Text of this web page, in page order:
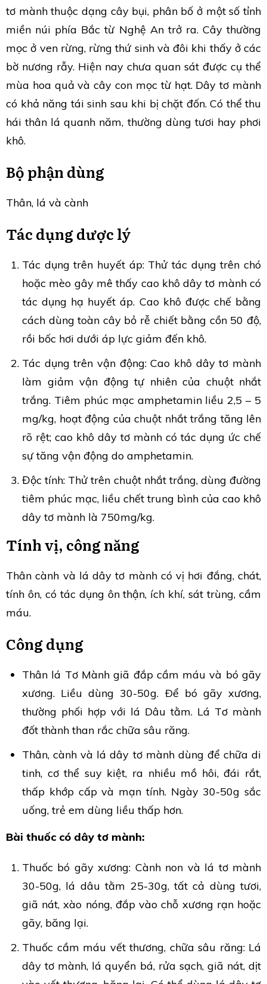
tơ mành thuộc dạng cây bụi, phân bố ở một số tỉnh
miền núi phía Bắc từ Nghệ An trở ra. Cây thường
mọc ở ven rừng, rừng thứ sinh và đôi khi thấy ở các
bờ nương rẫy. Hiện nay chưa quan sát được cụ thể
mùa hoa quả và cây con mọc từ hạt. Dây tơ mành
có khả năng tái sinh sau khi bị chặt đốn. Có thể thu
hái thân lá quanh năm, thường dùng tươi hay phơi
khô.
Bộ phận dùng
Thân, lá và cành
Tác dụng dược lý
Tác dụng trên huyết áp: Thử tác dụng trên chó
hoặc mèo gây mê thấy cao khô dây tơ mành có
tác dụng hạ huyết áp. Cao khô được chế bằng
cách dùng toàn cây bỏ rễ chiết bằng cồn 50 độ,
rồi bốc hơi dưới áp lực giảm đến khô.
Tác dụng trên vận động: Cao khô dây tơ mành
làm giảm vận động tự nhiên của chuột nhắt
trắng. Tiêm phúc mạc amphetamin liều 2,5 – 5
mg/kg, hoạt động của chuột nhắt trắng tăng lên
rõ rệt; cao khô dây tơ mành có tác dụng ức chế
sự tăng vận động do amphetamin.
Độc tính: Thử trên chuột nhắt trắng, dùng đường
tiêm phúc mạc, liều chết trung bình của cao khô
dây tơ mành là 750mg/kg.
Tính vị, công năng
Thân cành và lá dây tơ mành có vị hơi đắng, chát,
tính ôn, có tác dụng ôn thận, ích khí, sát trùng, cầm
máu.
Công dụng
Thân lá Tơ Mành giã đắp cầm máu và bó gãy
xương. Liều dùng 30-50g. Ðể bó gãy xương,
thường phối hợp với lá Dâu tằm. Lá Tơ mành
đốt thành than rắc chữa sâu răng.
Thân, cành và lá dây tơ mành dùng để chữa di
tinh, cơ thể suy kiệt, ra nhiều mồ hôi, đái rắt,
thấp khớp cấp và mạn tính. Ngày 30-50g sắc
uống, trẻ em dùng liều thấp hơn.
Bài thuốc có dây tơ mành:
Thuốc bó gãy xương: Cành non và lá tơ mành
30-50g, lá dâu tằm 25-30g, tất cả dùng tươi,
giã nát, xào nóng, đắp vào chỗ xương rạn hoặc
gãy, băng lại.
Thuốc cầm máu vết thương, chữa sâu răng: Lá
dây tơ mành, lá quyển bá, rửa sạch, giã nát, dịt